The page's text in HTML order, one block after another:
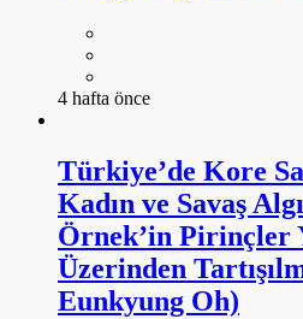
4 hafta önce
Türkiye’de Kore
Kadın ve Savaş
Örnek’in Pirinçler
Üzerinden
Eunkyung Oh)